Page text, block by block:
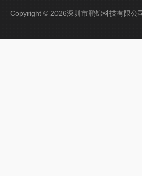
Copyright © 2026深圳市鹏锦科技有限